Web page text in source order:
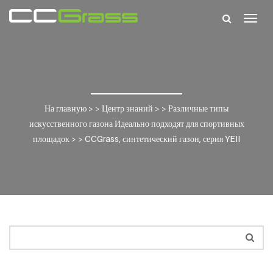
На главную > > Центр знаний > > Различные типы
искусственного газона Идеально подходят для спортивных
площадок > > CCGrass, синтетический газон, серия YEII